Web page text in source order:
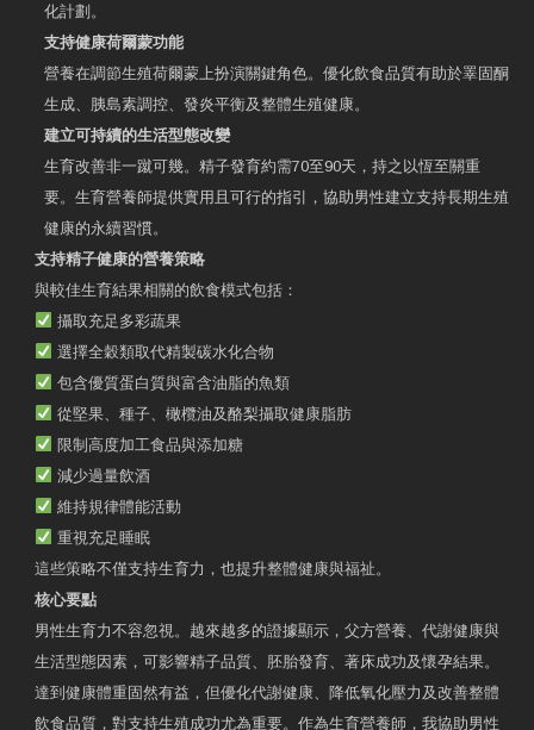
化計劃。
支持健康荷爾蒙功能
營養在調節生殖荷爾蒙上扮演關鍵角色。優化飲食品質有助於睪固酮
生成、胰島素調控、發炎平衡及整體生殖健康。
建立可持續的生活型態改變
生育改善非一蹴可幾。精子發育約需70至90天，持之以恆至關重
要。生育營養師提供實用且可行的指引，協助男性建立支持長期生殖
健康的永續習慣。
支持精子健康的營養策略
與較佳生育結果相關的飲食模式包括：
攝取充足多彩蔬果
選擇全穀類取代精製碳水化合物
包含優質蛋白質與富含油脂的魚類
從堅果、種子、橄欖油及酪梨攝取健康脂肪
限制高度加工食品與添加糖
減少過量飲酒
維持規律體能活動
重視充足睡眠
這些策略不僅支持生育力，也提升整體健康與福祉。
核心要點
男性生育力不容忽視。越來越多的證據顯示，父方營養、代謝健康與
生活型態因素，可影響精子品質、胚胎發育、著床成功及懷孕結果。
達到健康體重固然有益，但優化代謝健康、降低氧化壓力及改善整體
飲食品質，對支持生殖成功尤為重要。作為生育營養師，我協助男性